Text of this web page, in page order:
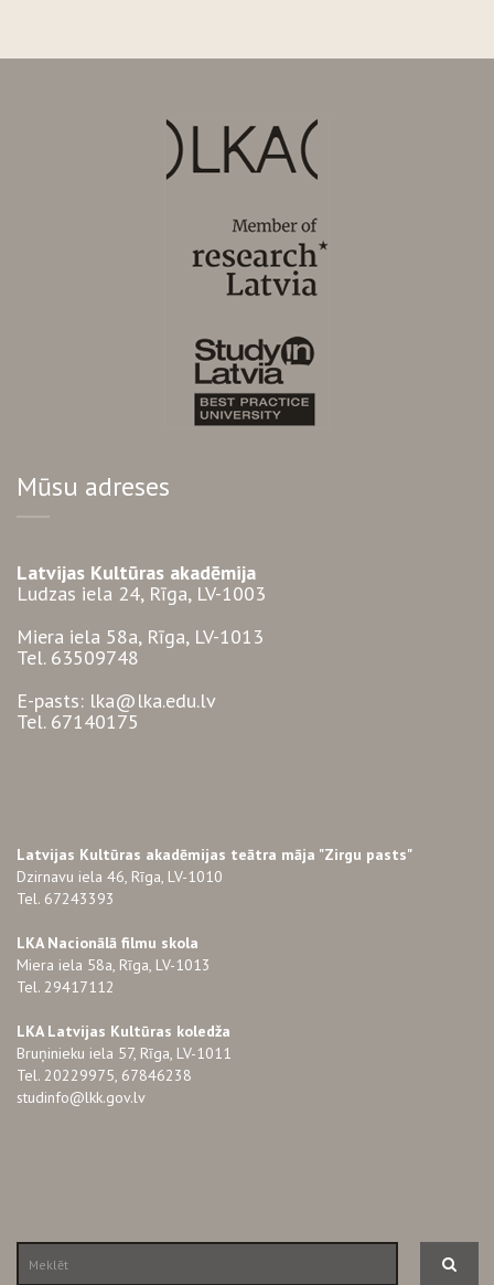
Mūsu adreses
Latvijas Kultūras akadēmija
Ludzas iela 24, Rīga, LV-1003
Miera iela 58a, Rīga, LV-1013
Tel. 63509748
E-pasts: lka@lka.edu.lv
Tel. 67140175
Latvijas Kultūras akadēmijas teātra māja "Zirgu pasts"
Dzirnavu iela 46, Rīga, LV-1010
Tel. 67243393
LKA Nacionālā filmu skola
Miera iela 58a, Rīga, LV-1013
Tel. 29417112
LKA Latvijas Kultūras koledža
Bruņinieku iela 57, Rīga, LV-1011
Tel. 20229975, 67846238
studinfo@lkk.gov.lv